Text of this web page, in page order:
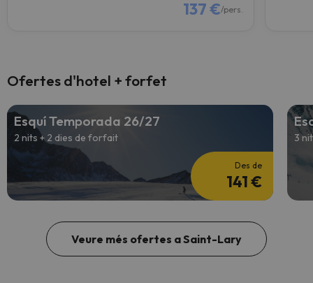
137 €/pers.
Ofertes d'hotel + forfet
Esquí Temporada 26/27
2 nits + 2 dies de forfait
Des de
141 €
3
Veure més ofertes a Saint-Lary